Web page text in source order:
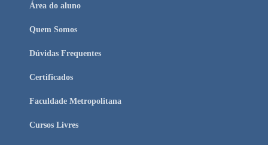
Área do aluno
Quem Somos
Dúvidas Frequentes
Certificados
Faculdade Metropolitana
Cursos Livres